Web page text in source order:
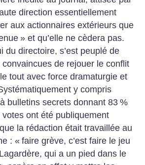
direction essentiellement
aux actionnaires extérieurs que
» et qu’elle ne cèdera pas.
du directoire, s’est peuplé de
convaincues de rejouer le conflit
tout avec force dramaturgie et
y compris
bulletins secrets donnant 83 %
ont été publiquement
la rédaction était travaillée au
: « faire grève, c’est faire le jeu
qui a un pied dans le